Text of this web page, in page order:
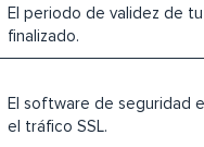
El periodo de validez de
finalizado.
El software de seguridad
el tráfico SSL.